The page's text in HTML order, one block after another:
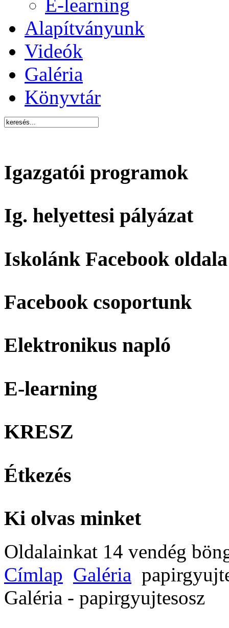
E-learning
Alapítványunk
Videók
Galéria
Könyvtár
Igazgatói programok
Ig. helyettesi pályázat
Iskolánk Facebook oldala
Facebook csoportunk
Elektronikus napló
E-learning
KRESZ
Étkezés
Ki olvas minket
Oldalainkat 14 vendég
Címlap Galéria
Galéria - papirgyujtesosz